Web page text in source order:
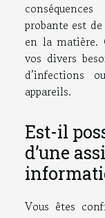
probante est de
en la matière.
vos divers
d’infections
appareils.
Est-il
d’une
Vous êtes